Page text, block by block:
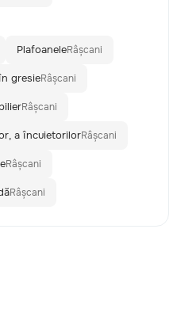
PlafoaneleRâșcani
gresieRâșcani
Râșcani
a încuietorilorRâșcani
Râșcani
Râșcani